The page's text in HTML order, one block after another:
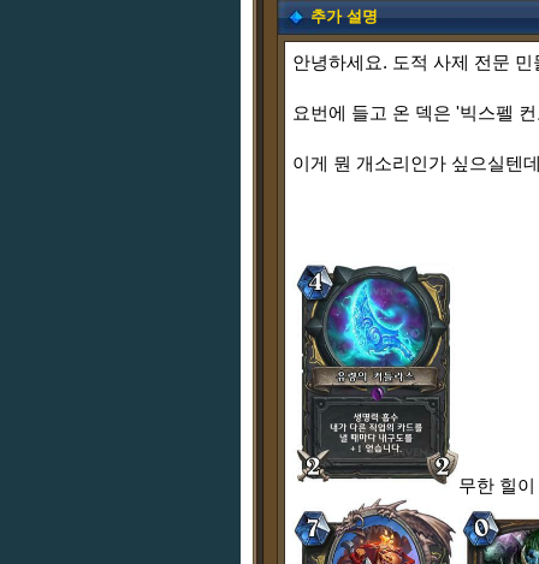
추가 설명
안녕하세요. 도적 사제 전문
요번에 들고 온 덱은 '빅스펠
이게 뭔 개소리인가 싶으실텐
무한 힐